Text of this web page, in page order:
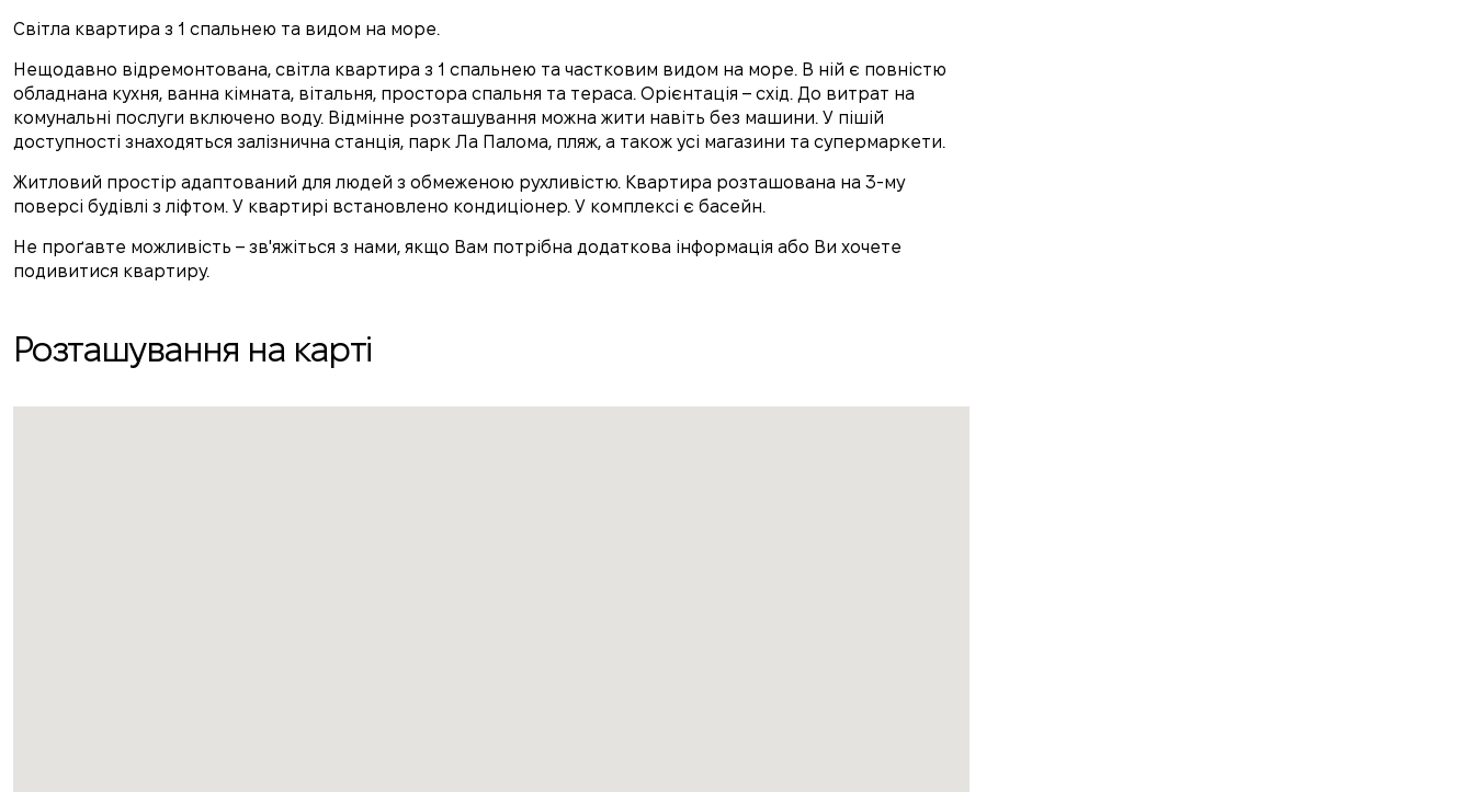
Світла квартира з 1 спальнею та видом на море.
Нещодавно відремонтована, світла квартира з 1 спальнею та частковим видом на море. В ній є повністю
обладнана кухня, ванна кімната, вітальня, простора спальня та тераса. Орієнтація – схід. До витрат на
комунальні послуги включено воду. Відмінне розташування можна жити навіть без машини. У пішій
доступності знаходяться залізнична станція, парк Ла Палома, пляж, а також усі магазини та супермаркети.
Житловий простір адаптований для людей з обмеженою рухливістю. Квартира розташована на 3-му
поверсі будівлі з ліфтом. У квартирі встановлено кондиціонер. У комплексі є басейн.
Не проґавте можливість – зв'яжіться з нами, якщо Вам потрібна додаткова інформація або Ви хочете
подивитися квартиру.
Розташування на карті